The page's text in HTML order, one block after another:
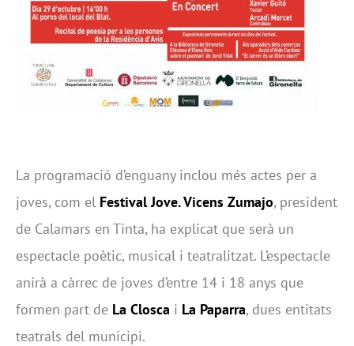
La programació d’enguany inclou més actes per a
joves, com el Festival Jove.Vicens Zumajo, president
de Calamars en Tinta, ha explicat que serà un
espectacle poètic, musical i teatralitzat. L’espectacle
anirà a càrrec de joves d’entre 14 i 18 anys que
formen part de La Closca i La Paparra, dues entitats
teatrals del municipi.